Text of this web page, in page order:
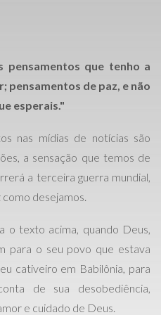
pensamentos que tenho a
pensamentos de paz, e não
esperais."
mídias de notícias são
a sensação que temos de
a terceira guerra mundial,
desejamos.
texto acima, quando Deus,
para o seu povo que estava
cativeiro em Babilônia, para
de sua desobediência,
e cuidado de Deus.